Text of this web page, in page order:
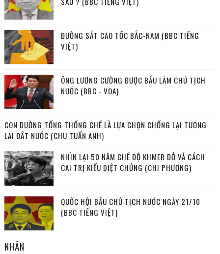
ĐƯỜNG SẮT CAO TỐC BẮC-NAM (BBC TIẾNG
VIỆT)
ÔNG LƯƠNG CƯỜNG ĐƯỢC BẦU LÀM CHỦ TỊCH
NƯỚC (BBC - VOA)
CON ĐƯỜNG TỔNG THỐNG CHẾ LÀ LỰA CHỌN CHỐNG LẠI TƯƠNG
LAI ĐẤT NƯỚC (CHU TUẤN ANH)
NHÌN LẠI 50 NĂM CHẾ ĐỘ KHMER ĐỎ VÀ CÁCH
CAI TRỊ KIỂU DIỆT CHỦNG (CHI PHƯƠNG)
QUỐC HỘI BẦU CHỦ TỊCH NƯỚC NGÀY 21/10
(BBC TIẾNG VIỆT)
NHÃN